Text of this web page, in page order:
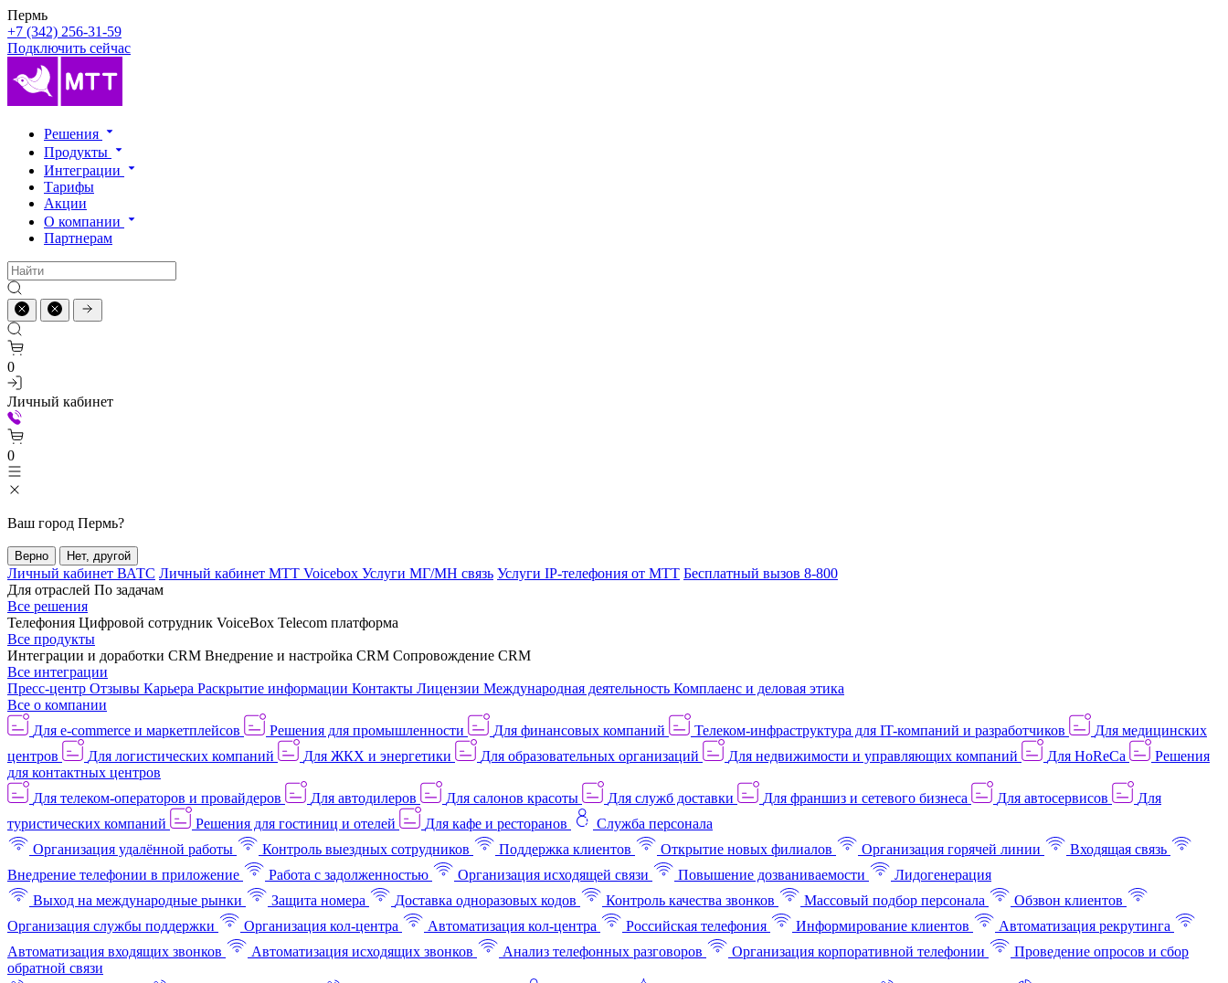
Пермь
+7 (342) 256-31-59
Подключить сейчас
Решения
Продукты
Интеграции
Тарифы
Акции
О компании
Партнерам
0
Личный кабинет
0
Ваш город Пермь?
Верно Нет, другой
Личный кабинет ВАТС Личный кабинет МТТ Voicebox Услуги МГ/МН связь Услуги IP-телефония от МТТ Бесплатный вызов 8-800
Для отраслей По задачам
Все решения
Телефония Цифровой сотрудник VoiceBox Telecom платформа
Все продукты
Интеграции и доработки CRM Внедрение и настройка CRM Сопровождение CRM
Все интеграции
Пресс-центр Отзывы Карьера Раскрытие информации Контакты Лицензии Международная деятельность Комплаенс и деловая этика
Все о компании
Для e-commerce и маркетплейсов
Решения для промышленности Для финансовых компаний Телеком-инфраструктура для IT-компаний и разработчиков
Для медицинских
центров
Для логистических компаний Для ЖКХ и энергетики Для образовательных организаций Для недвижимости и управляющих компаний Для HoReCa
Решения
для контактных центров
Для телеком-операторов и провайдеров
Для автодилеров Для салонов красоты Для служб доставки Для франшиз и сетевого бизнеса Для автосервисов
Для
туристических компаний
Решения для гостиниц и отелей Для кафе и ресторанов
Служба персонала
Организация удалённой работы
Контроль выездных сотрудников Поддержка клиентов Открытие новых филиалов Организация горячей линии
Входящая связь
Внедрение телефонии в приложение
Работа с задолженностью Организация исходящей связи Повышение дозваниваемости
Лидогенерация
Выход на международные рынки
Защита номера Доставка одноразовых кодов Контроль качества звонков Массовый подбор персонала
Обзвон клиентов
Организация службы поддержки
Организация кол-центра Автоматизация кол-центра Российская телефония Информирование клиентов
Автоматизация рекрутинга
Автоматизация входящих звонков
Автоматизация исходящих звонков Анализ телефонных разговоров Организация корпоративной телефонии
Проведение опросов и сбор
обратной связи